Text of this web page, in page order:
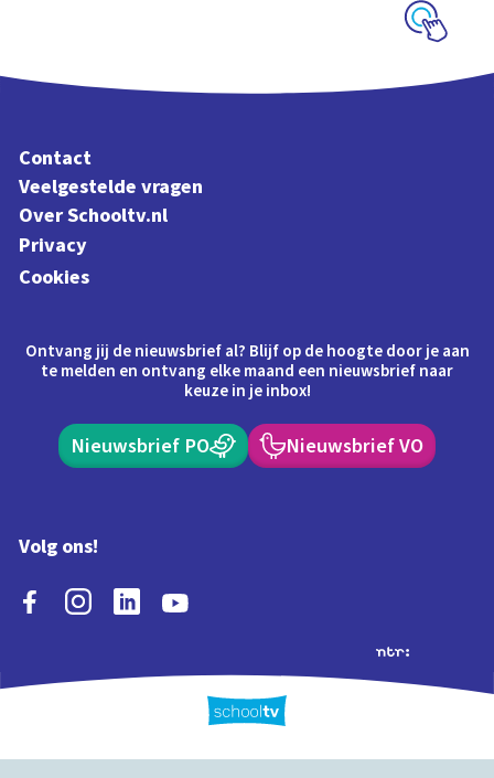
Contact
Veelgestelde vragen
Over Schooltv.nl
Privacy
Cookies
Ontvang jij de nieuwsbrief al? Blijf op de hoogte door je aan
te melden en ontvang elke maand een nieuwsbrief naar
keuze in je inbox!
Nieuwsbrief PO Nieuwsbrief VO
Volg ons!